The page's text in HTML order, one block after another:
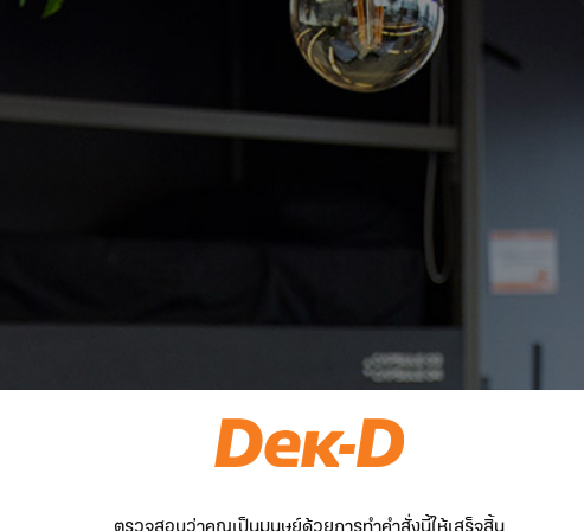
ตรวจสอบว่าคุณเป็นมนุษย์ด้วยการทำคำสั่งนี้ให้เสร็จสิ้น